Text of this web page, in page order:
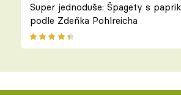
Super jednoduše: Špagety s
podle Zdeňka Pohlreicha